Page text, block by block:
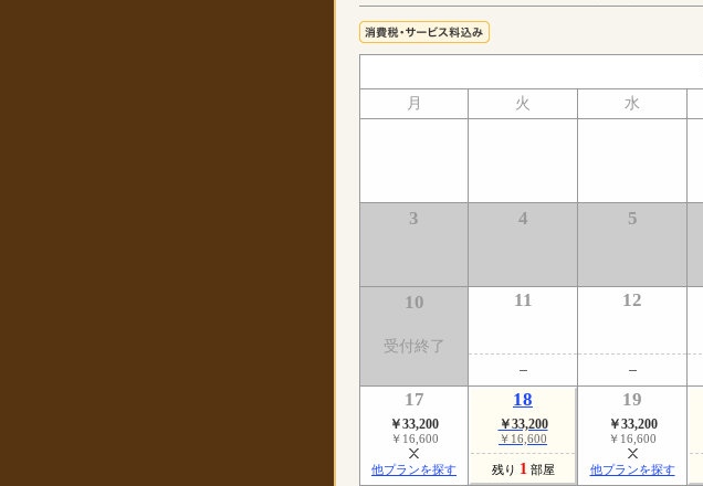
月 火 水
3 4 5
10
受付終了
11 12
17
￥33,200
￥16,600
他プランを探す
18
￥33,200
￥16,600
残り 1 部屋
19
￥33,200
￥16,600
他プランを探す